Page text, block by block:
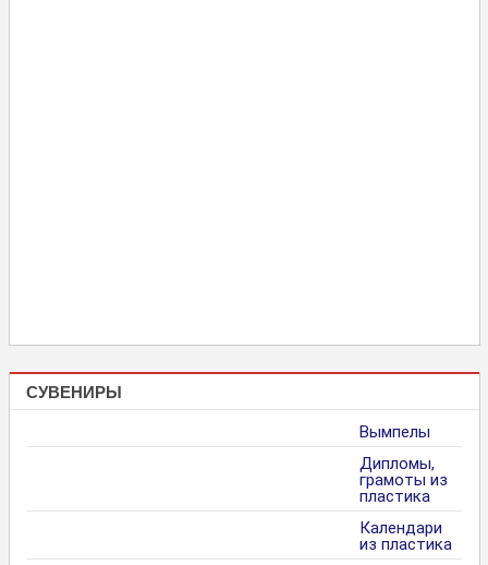
СУВЕНИРЫ
Вымпелы
Дипломы,
грамоты из
пластика
Календари
из пластика